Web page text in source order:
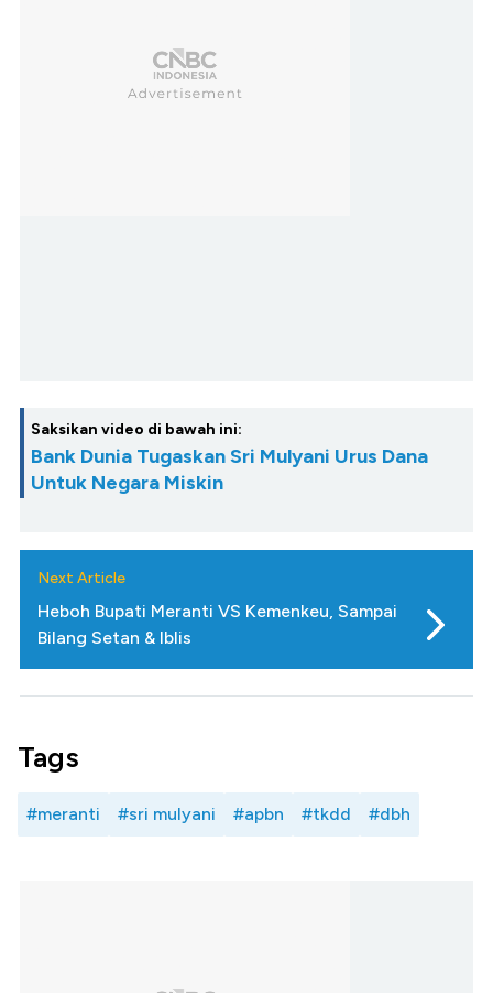
Saksikan video di bawah ini:
Bank Dunia Tugaskan Sri Mulyani Urus Dana
Untuk Negara Miskin
Next Article
Heboh Bupati Meranti VS Kemenkeu, Sampai
Bilang Setan & Iblis
Tags
#meranti #sri mulyani #apbn #tkdd #dbh